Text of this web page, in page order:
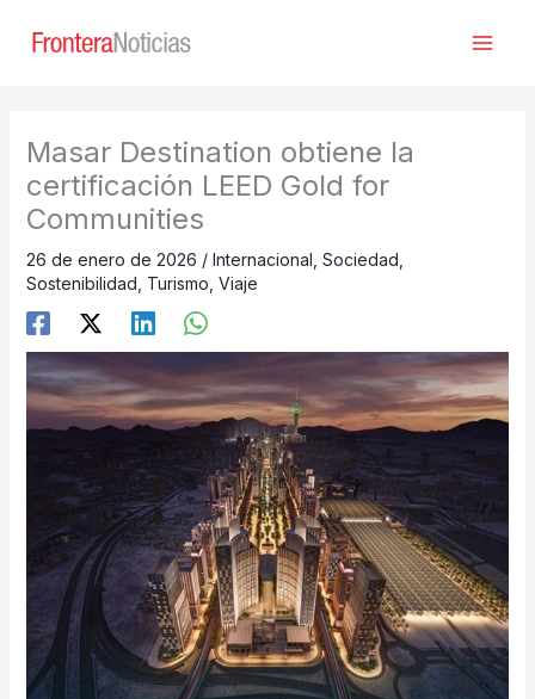
Masar Destination obtiene la
certificación LEED Gold for
Communities
26 de enero de 2026 / Internacional Sociedad
Sostenibilidad Turismo Viaje